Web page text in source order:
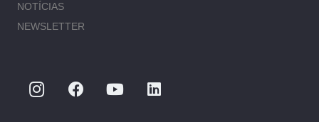
NOTÍCIAS
NEWSLETTER